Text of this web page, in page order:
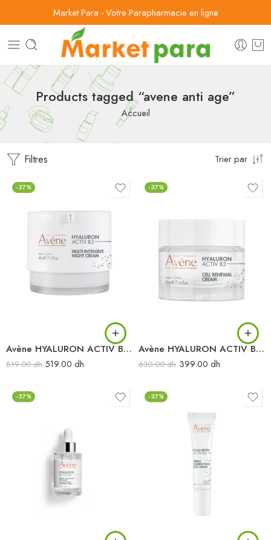
Market Para - Votre Parapharmacie en ligne
Products tagged “avene anti age”
Accueil
Filtres Trier par
-37%
Avène HYALURON ACTIV B3 Crème multi-intensive nuit 40 ml
819.00dh 519.00 dh
-37%
Avène HYALURON ACTIV B3 Crème régénération cellulaire 50 ml
630.00dh 399.00 dh
-37% -37%